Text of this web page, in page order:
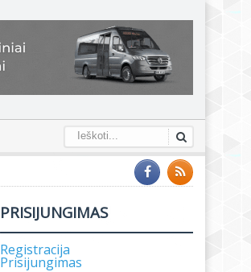
PRISIJUNGIMAS
Registracija
Prisijungimas